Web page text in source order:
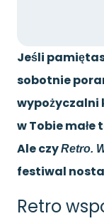
Jeśli
sobotnie
wypożyczalni
w Tobie
Ale czyRetro.
festiwal
Retro